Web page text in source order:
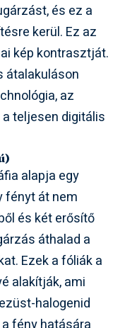
és ez a
kerül. Ez az
kép kontrasztját.
átalakuláson
az
teljesen digitális
alapja egy
fényt át nem
és két erősítő
áthalad a
Ezek a fóliák a
alakítják, ami
halogenid